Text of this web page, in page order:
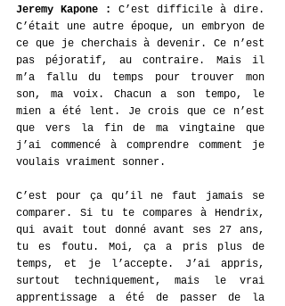
Jeremy Kapone : C’est difficile à dire.
C’était une autre époque, un embryon de
ce que je cherchais à devenir. Ce n’est
pas péjoratif, au contraire. Mais il
m’a fallu du temps pour trouver mon
son, ma voix. Chacun a son tempo, le
mien a été lent. Je crois que ce n’est
que vers la fin de ma vingtaine que
j’ai commencé à comprendre comment je
voulais vraiment sonner.
C’est pour ça qu’il ne faut jamais se
comparer. Si tu te compares à Hendrix,
qui avait tout donné avant ses 27 ans,
tu es foutu. Moi, ça a pris plus de
temps, et je l’accepte. J’ai appris,
surtout techniquement, mais le vrai
apprentissage a été de passer de la